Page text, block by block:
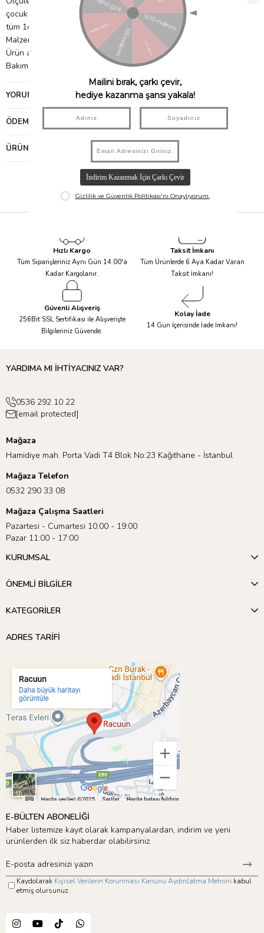
çocuk karyolası, Leander Luna bebek karyolası 140x70 cm ve
tüm 140x70 cm yataklarla uyumludur.
Malzeme: %100 organik pamuk
Ürün ağırlığı: 0,64 kg
Bakım: 60 °C'de yıkanabilir. kurutma makinesinde kurutulabilir
YORUMLAR
ÖDEME SEÇENEKLERI
ÜRÜN ÖNERILERI
Hızlı Kargo
Tüm Siparişleriniz Aynı Gün 14.00'a
Kadar Kargolanır.
Taksit İmkanı
Tüm Ürünlerde 6 Aya Kadar Varan
Taksit İmkanı!
Güvenli Alışveriş
256Bit SSL Sertifikası ile Alışverişte
Bilgileriniz Güvende.
Kolay İade
14 Gün İçerisinde İade İmkanı!
YARDIMA MI İHTİYACINIZ VAR?
0536 292 10 22
[email protected]
Mağaza
Hamidiye mah. Porta Vadi T4 Blok No:23 Kağıthane - İstanbul
Mağaza Telefon
0532 290 33 08
Mağaza Çalışma Saatleri
Pazartesi - Cumartesi 10:00 - 19:00
Pazar 11:00 - 17:00
KURUMSAL
ÖNEMLİ BİLGİLER
KATEGORİLER
ADRES TARİFİ
E-BÜLTEN ABONELİĞİ
Haber listemize kayıt olarak kampanyalardan, indirim ve yeni
ürünlerden ilk siz haberdar olabilirsiniz.
Kaydolarak Kişisel Verilerin Korunması Kanunu Aydınlatma Metnini kabul
etmiş olursunuz.